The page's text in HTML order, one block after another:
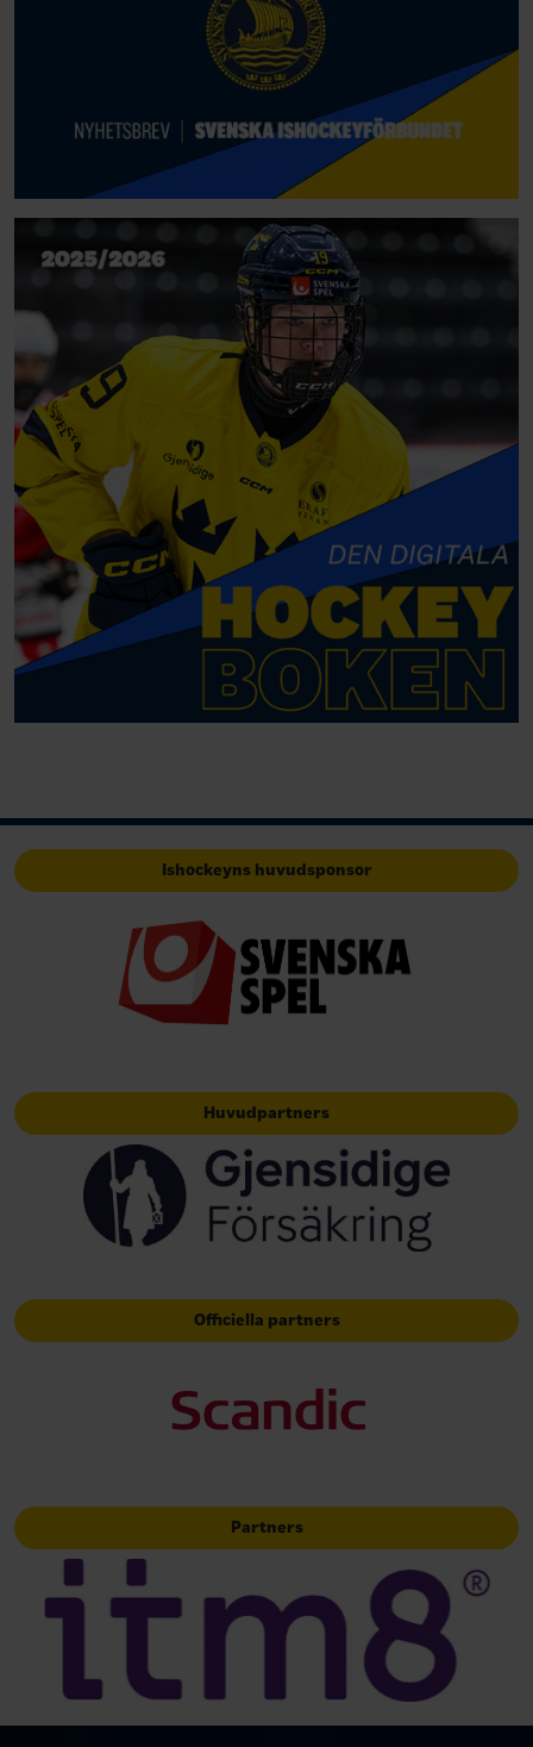
Ishockeyns huvudsponsor
Huvudpartners
Officiella partners
Partners